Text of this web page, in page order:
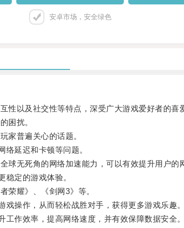
安卓市场，安全绿色
以及社交性等特点，深受广大游戏爱好者的喜
困扰。
普遍关心的话题。
延迟和卡顿等问题。
无死角的网络加速能力，可以有效提升用户的
定的游戏体验。
耀》、《剑网3》等。
操作，从而轻松战胜对手，获得更多游戏乐趣。
作效率，提高网络速度，并有效保障数据安全。